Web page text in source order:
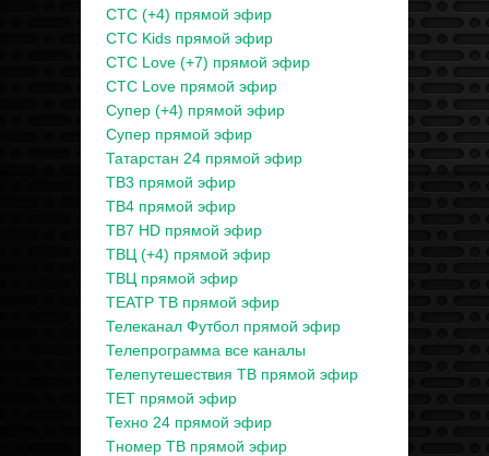
СТС (+4) прямой эфир
СТС Kids прямой эфир
СТС Love (+7) прямой эфир
СТС Love прямой эфир
Супер (+4) прямой эфир
Супер прямой эфир
Татарстан 24 прямой эфир
ТВ3 прямой эфир
ТВ4 прямой эфир
ТВ7 HD прямой эфир
ТВЦ (+4) прямой эфир
ТВЦ прямой эфир
ТЕАТР ТВ прямой эфир
Телеканал Футбол прямой эфир
Телепрограмма все каналы
Телепутешествия ТВ прямой эфир
ТЕТ прямой эфир
Техно 24 прямой эфир
Тномер ТВ прямой эфир